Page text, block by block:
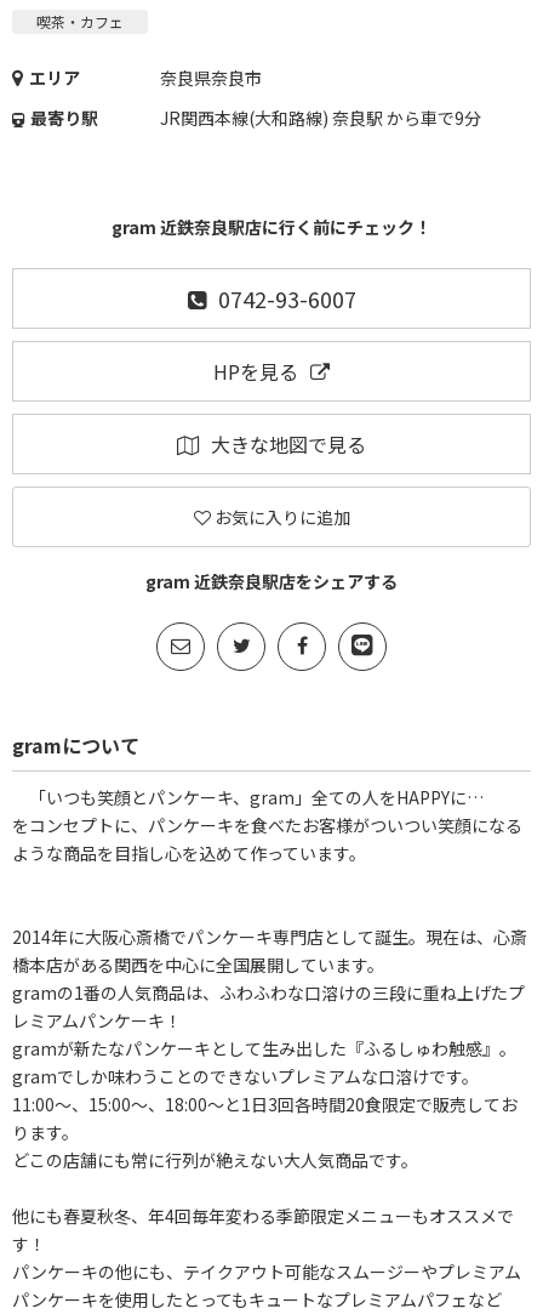
喫茶・カフェ
エリア
奈良県奈良市
最寄り駅
JR関西本線(大和路線) 奈良駅 から車で9分
gram 近鉄奈良駅店に行く前にチェック！
0742-93-6007
HPを見る
大きな地図で見る
お気に入りに追加
gram 近鉄奈良駅店をシェアする
gramについて
「いつも笑顔とパンケーキ、gram」全ての人をHAPPYに…
をコンセプトに、パンケーキを食べたお客様がついつい笑顔になる
ような商品を目指し心を込めて作っています。
2014年に大阪心斎橋でパンケーキ専門店として誕生。現在は、心斎
橋本店がある関西を中心に全国展開しています。
gramの1番の人気商品は、ふわふわな口溶けの三段に重ね上げたプ
レミアムパンケーキ！
gramが新たなパンケーキとして生み出した『ふるしゅわ触感』。
gramでしか味わうことのできないプレミアムな口溶けです。
11:00～、15:00～、18:00～と1日3回各時間20食限定で販売してお
ります。
どこの店舗にも常に行列が絶えない大人気商品です。
他にも春夏秋冬、年4回毎年変わる季節限定メニューもオススメで
す！
パンケーキの他にも、テイクアウト可能なスムージーやプレミアム
パンケーキを使用したとってもキュートなプレミアムパフェなど